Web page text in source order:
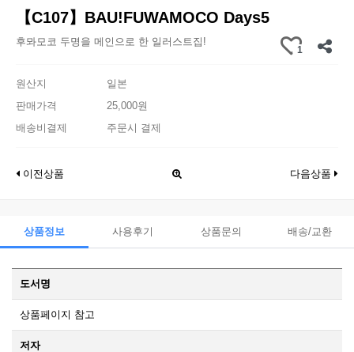
【C107】BAU!FUWAMOCO Days5
후뫄모코 두명을 메인으로 한 일러스트집!
1
원산지
일본
판매가격
25,000원
배송비결제
주문시 결제
이전상품 다음상품
상품정보 사용후기 상품문의 배송/교환
도서명
상품페이지 참고
저자